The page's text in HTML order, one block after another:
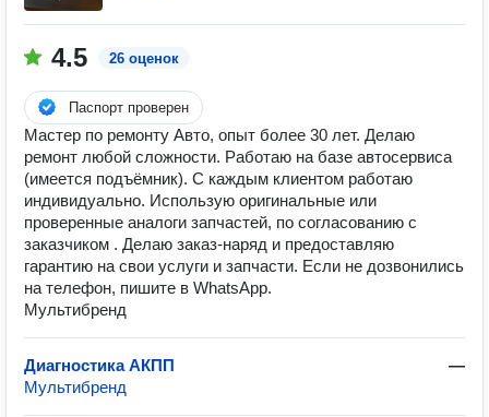
4.5 26 оценок
Паспорт проверен
Мастер по ремонту Авто, опыт более 30 лет. Делаю
ремонт любой сложности. Работаю на базе автосервиса
(имеется подъёмник). С каждым клиентом работаю
индивидуально. Использую оригинальные или
проверенные аналоги запчастей, по согласованию с
заказчиком . Делаю заказ-наряд и предоставляю
гарантию на свои услуги и запчасти. Если не дозвонились
на телефон, пишите в WhatsApp.
Мультибренд
Диагностика АКПП
—
Мультибренд